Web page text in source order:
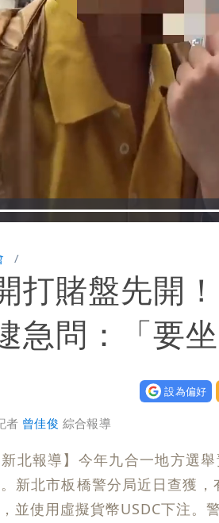
下午海警！大雨襲7縣市 明恐
購遭詐10.6億！網紅追問資
打賭盤先開
問：「要坐
設為偏好
者 曾佳俊 綜合報導
新北報導】今年九合一地方選
新北市板橋警分局近日查獲
並使用虛擬貨幣USDC下注。